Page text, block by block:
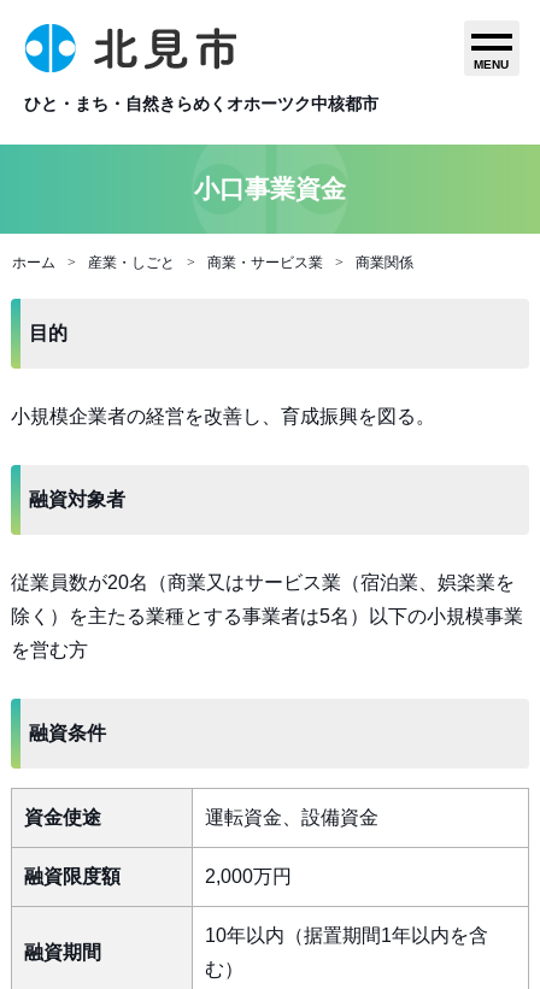
ひと・まち・自然きらめくオホーツク中核都市
MENU
小口事業資金
ホーム 産業・しごと 商業・サービス業 商業関係
目的
小規模企業者の経営を改善し、育成振興を図る。
融資対象者
従業員数が20名（商業又はサービス業（宿泊業、娯楽業を
除く）を主たる業種とする事業者は5名）以下の小規模事業
を営む方
融資条件
資金使途 運転資金、設備資金
融資限度額 2,000万円
融資期間
10年以内（据置期間1年以内を含
む）